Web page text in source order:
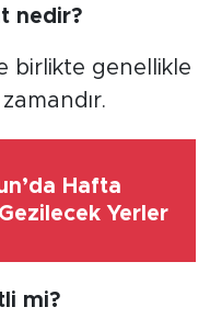
nedir?
birlikte genellikle
Hafta
Yerler
mi?